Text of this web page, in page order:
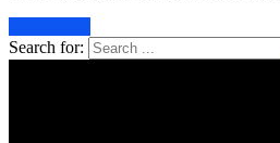
Search for: